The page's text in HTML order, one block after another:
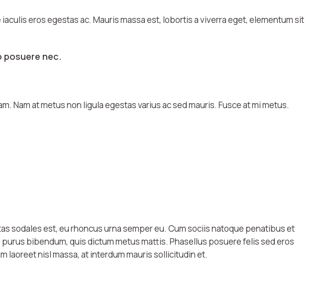
eros egestas ac. Mauris massa est, lobortis a viverra eget, elementum sit
posuere nec.
Nam at metus non ligula egestas varius ac sed mauris. Fusce at mi metus.
sodales est, eu rhoncus urna semper eu. Cum sociis natoque penatibus et
bibendum, quis dictum metus mattis. Phasellus posuere felis sed eros
laoreet nisl massa, at interdum mauris sollicitudin et.